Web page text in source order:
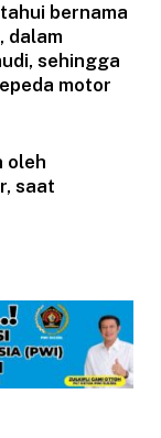
bernama
dalam
sehingga
motor
oleh
saat